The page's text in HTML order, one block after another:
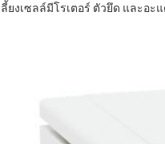
ลี้ยงเซลล์มีโรเตอร์ ตัวยึด และอ